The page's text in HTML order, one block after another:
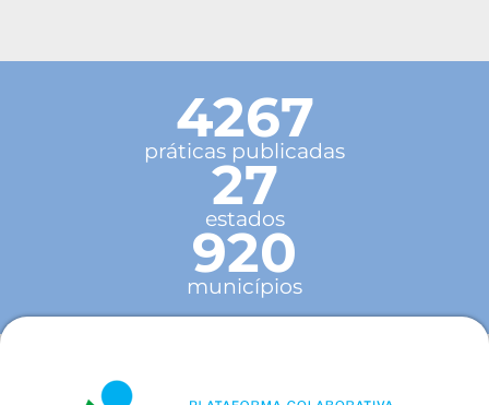
4267
práticas publicadas
27
estados
920
municípios